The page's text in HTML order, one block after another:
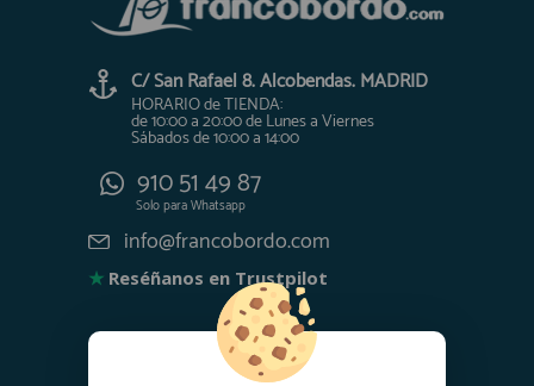
C/ San Rafael 8. Alcobendas. MADRID
HORARIO de TIENDA:
de 10:00 a 20:00 de Lunes a Viernes
Sábados de 10:00 a 14:00
910 51 49 87
Solo paraWhatsapp
info@francobordo.com
★ Reséñanos en Trustpilot